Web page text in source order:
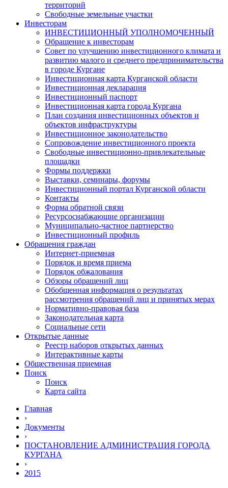
территорий
Свободные земельные участки
Инвесторам
ИНВЕСТИЦИОННЫЙ УПОЛНОМОЧЕННЫЙ
Обращение к инвесторам
Совет по улучшению инвестиционного климата и
развитию малого и среднего предпринимательства
в городе Кургане
Инвестиционная карта Курганской области
Инвестиционная декларация
Инвестиционный паспорт
Инвестиционная карта города Кургана
План создания инвестиционных объектов и
объектов инфраструктуры
Инвестиционное законодательство
Сопровождение инвестиционного проекта
Свободные инвестиционно-привлекательные
площадки
Формы поддержки
Выставки, семинары, форумы
Инвестиционный портал Курганской области
Контакты
Форма обратной связи
Ресурсоснабжающие организации
Муниципально-частное партнерство
Инвестиционный профиль
Обращения граждан
Интернет-приемная
Порядок и время приема
Порядок обжалования
Обзоры обращений лиц
Обобщенная информация о результатах
рассмотрения обращений лиц и принятых мерах
Нормативно-правовая база
Законодательная карта
Социальные сети
Открытые данные
Реестр наборов открытых данных
Интерактивные карты
Общественная приемная
Поиск
Поиск
Карта сайта
Главная
›
Документы
›
ПОСТАНОВЛЕНИЕ АДМИНИСТРАЦИЯ ГОРОДА
КУРГАНА
›
2015